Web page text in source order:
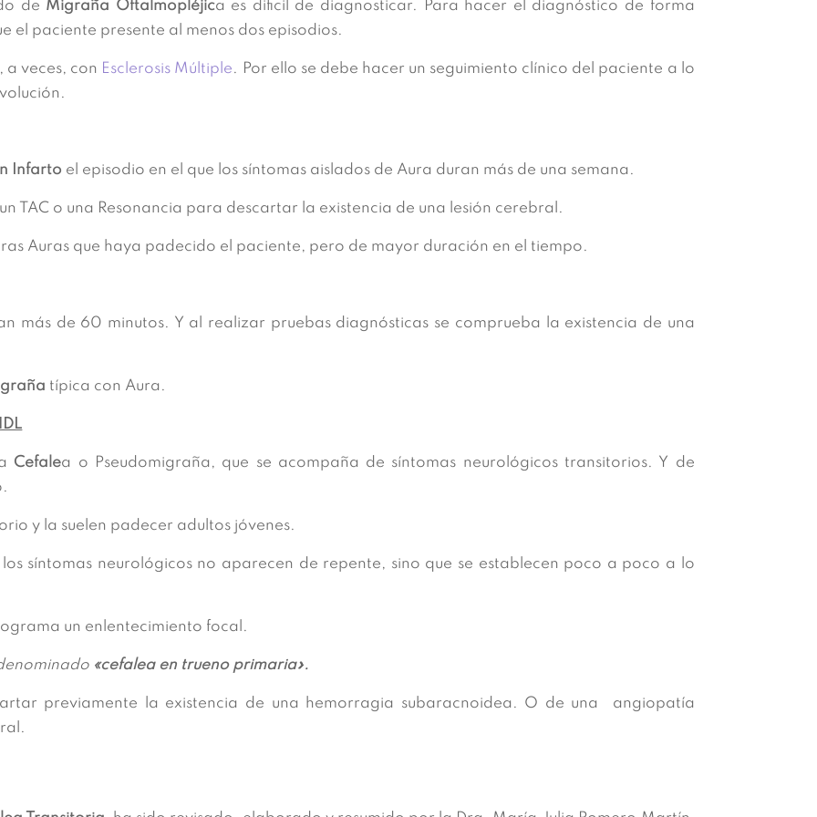
de Migraña Oftalmopléjica es dificil de diagnosticar. Para hacer el diagnóstico de forma
el paciente presente al menos dos episodios.
veces, con Esclerosis Múltiple. Por ello se debe hacer un seguimiento clínico del paciente a lo
Infarto el episodio en el que los síntomas aislados de Aura duran más de una semana.
TAC o una Resonancia para descartar la existencia de una lesión cerebral.
Auras que haya padecido el paciente, pero de mayor duración en el tiempo.
más de 60 minutos. Y al realizar pruebas diagnósticas se comprueba la existencia de una
típica con Aura.
Cefalea o Pseudomigraña, que se acompaña de síntomas neurológicos transitorios. Y de
y la suelen padecer adultos jóvenes.
síntomas neurológicos no aparecen de repente, sino que se establecen poco a poco a lo
un enlentecimiento focal.
«cefalea en trueno primaria».
previamente la existencia de una hemorragia subaracnoidea. O de una angiopatía